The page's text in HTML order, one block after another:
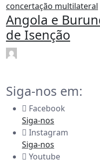
Angola e
de Isenção
Siga-nos em:
Facebook
Siga-nos
Instagram
Siga-nos
Youtube